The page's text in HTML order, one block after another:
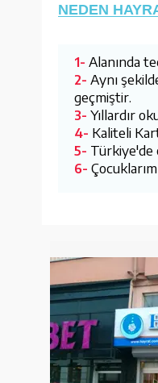
NEDEN
1- Alanında
2- Aynı
geçmiştir.
3- Yıllardır
4- Kaliteli
5- Türkiye'de
6-